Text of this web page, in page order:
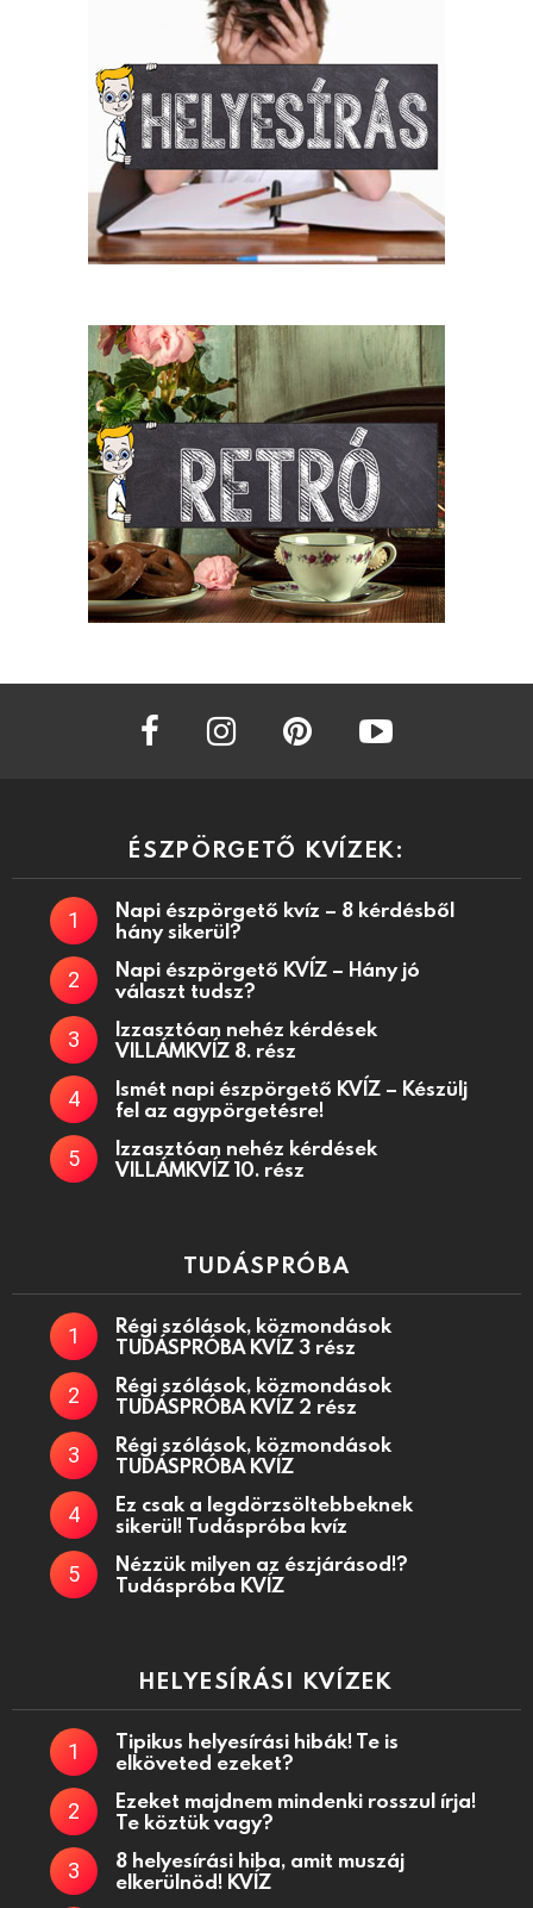
facebook instagram
ÉSZPÖRGETŐ KVÍZEK:
Napi észpörgető kvíz – 8 kérdésből
hány sikerül?
Napi észpörgető KVÍZ – Hány jó
választ tudsz?
Izzasztóan nehéz kérdések
VILLÁMKVÍZ 8. rész
Ismét napi észpörgető KVÍZ – Készülj
fel az agypörgetésre!
Izzasztóan nehéz kérdések
VILLÁMKVÍZ 10. rész
TUDÁSPRÓBA
Régi szólások, közmondások
TUDÁSPRÓBA KVÍZ 3 rész
Régi szólások, közmondások
TUDÁSPRÓBA KVÍZ 2 rész
Régi szólások, közmondások
TUDÁSPRÓBA KVÍZ
Ez csak a legdörzsöltebbeknek
sikerül! Tudáspróba kvíz
Nézzük milyen az észjárásod!?
Tudáspróba KVÍZ
HELYESÍRÁSI KVÍZEK
Tipikus helyesírási hibák! Te is
elköveted ezeket?
Ezeket majdnem mindenki rosszul írja!
Te köztük vagy?
8 helyesírási hiba, amit muszáj
elkerülnöd! KVÍZ